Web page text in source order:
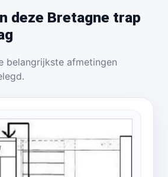
deze Bretagne trap
belangrijkste afmetingen